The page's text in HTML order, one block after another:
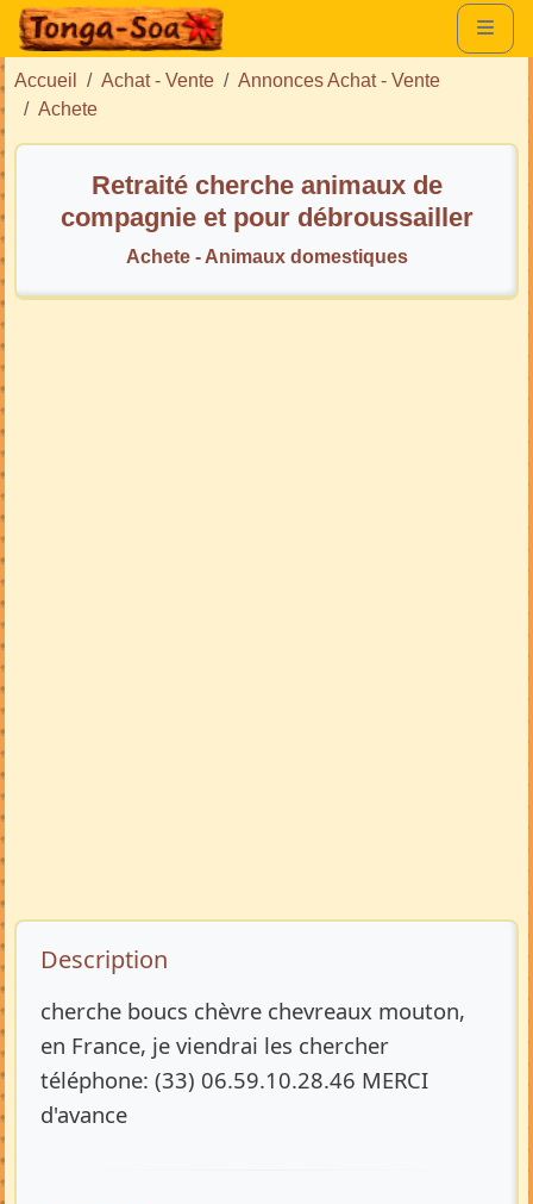
Accueil Achat - Vente
Annonces Achat - Vente
Achete
Retraité cherche animaux de
compagnie et pour débroussailler
Achete - Animaux domestiques
Description de l’annonce
Description
cherche boucs chèvre chevreaux mouton,
en France, je viendrai les chercher
téléphone: (33) 06.59.10.28.46 MERCI
d'avance